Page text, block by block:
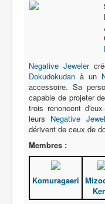
R
U
V
W
X
Y
Negative Jeweler
Dokudokudan à un
accessoire. Sa
capable de projeter
trois renoncent
leurs Negative
dérivent de ceux de
Membres :
Komuragaeri